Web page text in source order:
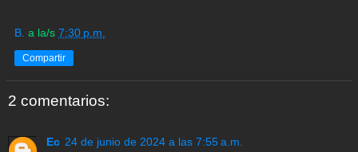
B. a la/s 7:30 p.m.
Compartir
2 comentarios:
Ec 24 de junio de 2024 a las 7:55 a.m.